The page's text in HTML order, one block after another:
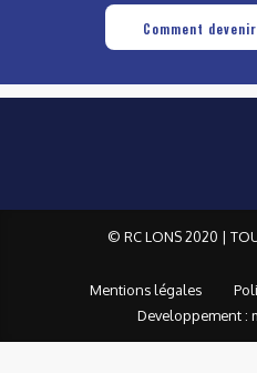
Comment
© RC LONS 2020 |
Mentions légales
Developpement :